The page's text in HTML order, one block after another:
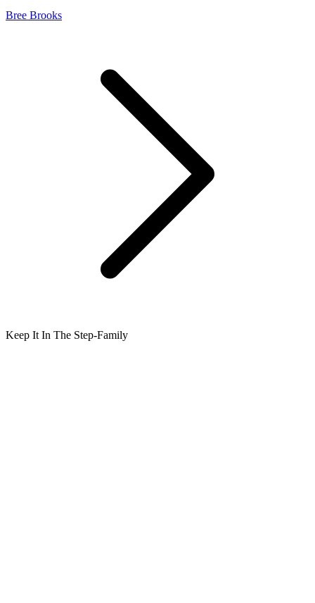
Bree Brooks
Keep It In The Step-Family